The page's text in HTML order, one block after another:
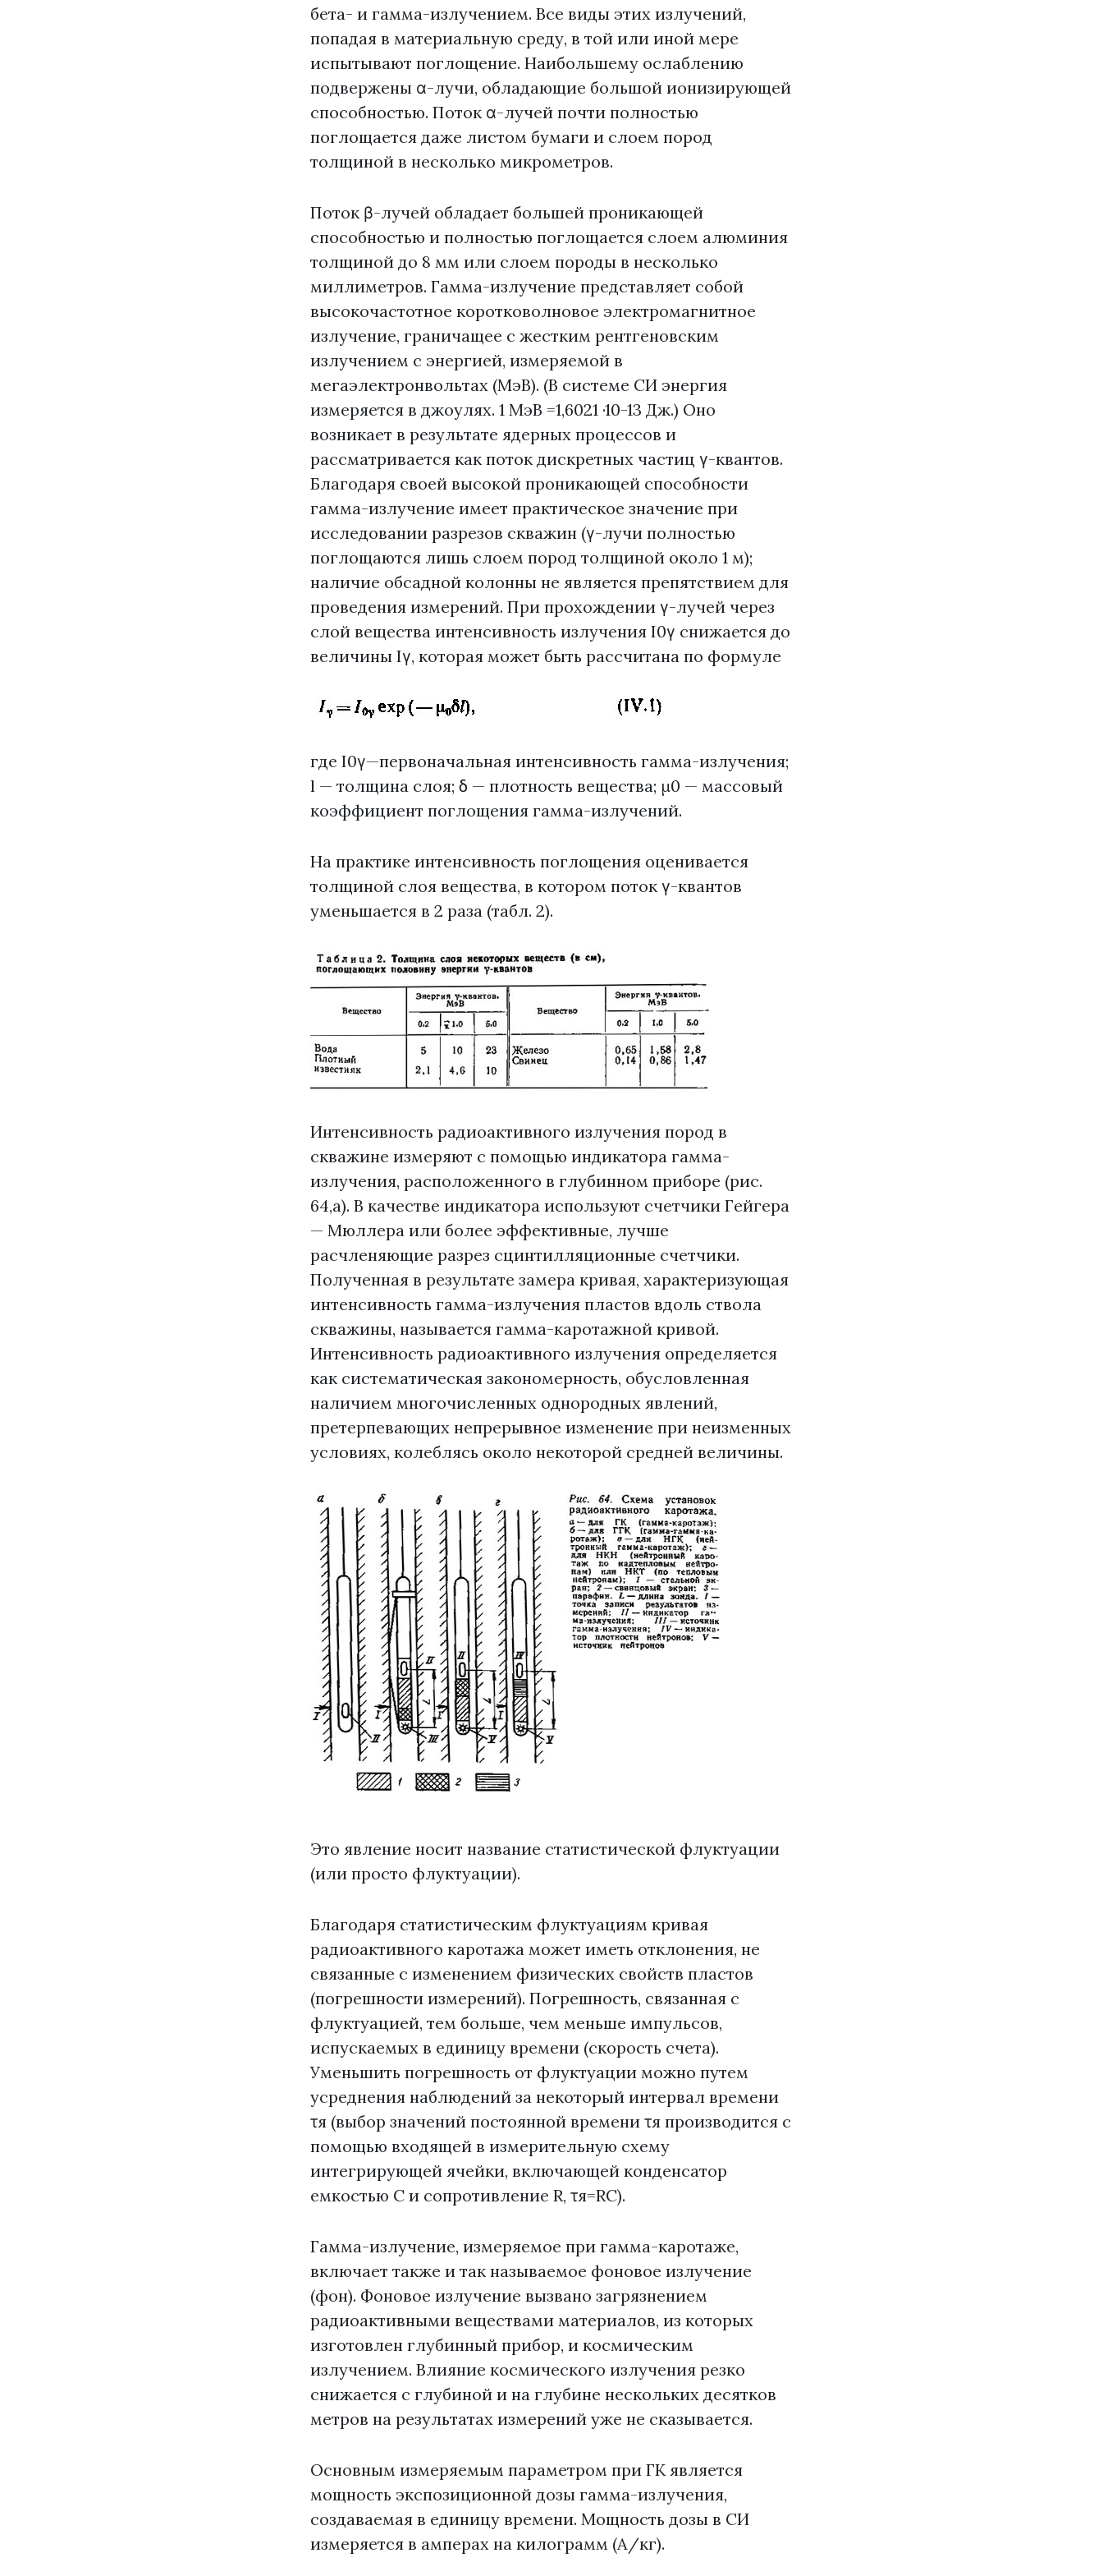
бета- и гамма-излучением. Все виды этих излучений,
попадая в материальную среду, в той или иной мере
испытывают поглощение. Наибольшему ослаблению
подвержены α-лучи, обладающие большой ионизирующей
способностью. Поток α-лучей почти полностью
поглощается даже листом бумаги и слоем пород
толщиной в несколько микрометров.
Поток β-лучей обладает большей проникающей
способностью и полностью поглощается слоем алюминия
толщиной до 8 мм или слоем породы в несколько
миллиметров. Гамма-излучение представляет собой
высокочастотное коротковолновое электромагнитное
излучение, граничащее с жестким рентгеновским
излучением с энергией, измеряемой в
мегаэлектронвольтах (МэВ). (В системе СИ энергия
измеряется в джоулях. 1 МэВ =1,6021 ·10-13 Дж.) Оно
возникает в результате ядерных процессов и
рассматривается как поток дискретных частиц γ-квантов.
Благодаря своей высокой проникающей способности
гамма-излучение имеет практическое значение при
исследовании разрезов скважин (γ-лучи полностью
поглощаются лишь слоем пород толщиной около 1 м);
наличие обсадной колонны не является препятствием для
проведения измерений. При прохождении γ-лучей через
слой вещества интенсивность излучения I0γ снижается до
величины Iγ, которая может быть рассчитана по формуле
где I0γ—первоначальная интенсивность гамма-излучения;
l — толщина слоя; δ — плотность вещества; μ0 — массовый
коэффициент поглощения гамма-излучений.
На практике интенсивность поглощения оценивается
толщиной слоя вещества, в котором поток γ-квантов
уменьшается в 2 раза (табл. 2).
Интенсивность радиоактивного излучения пород в
скважине измеряют с помощью индикатора гамма-
излучения, расположенного в глубинном приборе (рис.
64,а). В качестве индикатора используют счетчики Гейгера
— Мюллера или более эффективные, лучше
расчленяющие разрез сцинтилляционные счетчики.
Полученная в результате замера кривая, характеризующая
интенсивность гамма-излучения пластов вдоль ствола
скважины, называется гамма-каротажной кривой.
Интенсивность радиоактивного излучения определяется
как систематическая закономерность, обусловленная
наличием многочисленных однородных явлений,
претерпевающих непрерывное изменение при неизменных
условиях, колеблясь около некоторой средней величины.
Это явление носит название статистической флуктуации
(или просто флуктуации).
Благодаря статистическим флуктуациям кривая
радиоактивного каротажа может иметь отклонения, не
связанные с изменением физических свойств пластов
(погрешности измерений). Погрешность, связанная с
флуктуацией, тем больше, чем меньше импульсов,
испускаемых в единицу времени (скорость счета).
Уменьшить погрешность от флуктуации можно путем
усреднения наблюдений за некоторый интервал времени
τя (выбор значений постоянной времени τя производится с
помощью входящей в измерительную схему
интегрирующей ячейки, включающей конденсатор
емкостью С и сопротивление R, τя=RC).
Гамма-излучение, измеряемое при гамма-каротаже,
включает также и так называемое фоновое излучение
(фон). Фоновое излучение вызвано загрязнением
радиоактивными веществами материалов, из которых
изготовлен глубинный прибор, и космическим
излучением. Влияние космического излучения резко
снижается с глубиной и на глубине нескольких десятков
метров на результатах измерений уже не сказывается.
Основным измеряемым параметром при ГК является
мощность экспозиционной дозы гамма-излучения,
создаваемая в единицу времени. Мощность дозы в СИ
измеряется в амперах на килограмм (А/кг).